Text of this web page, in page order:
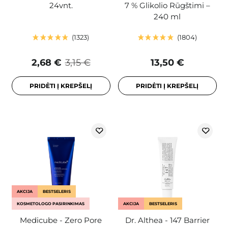
24vnt.
1323
3,15 €
2,68 €
PRIDĖTI Į KREPŠELĮ
7 % Glikolio Rūgštimi –
240 ml
1804
13,50 €
PRIDĖTI Į KREPŠELĮ
AKCIJA BESTSELERIS
KOSMETOLOGO PASIRINKIMAS
Medicube - Zero Pore
AKCIJA BESTSELERIS
Dr. Althea - 147 Barrier